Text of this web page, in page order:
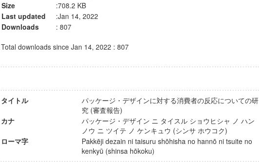
Size
:708.2 KB
Last updated
:Jan 14, 2022
Downloads
: 807
Total downloads since Jan 14, 2022 : 807
タイトル
パッケージ・デザインに対する消費者の反応についての研
究 (審査報告)
カナ
パッケージ・デザイン ニ タイスル ショウヒシャ ノ ハン
ノウ ニ ツイテ ノ ケンキュウ (シンサ ホウコク)
ローマ字
Pakkēji dezain ni taisuru shōhisha no hannō ni tsuite no
kenkyū (shinsa hōkoku)